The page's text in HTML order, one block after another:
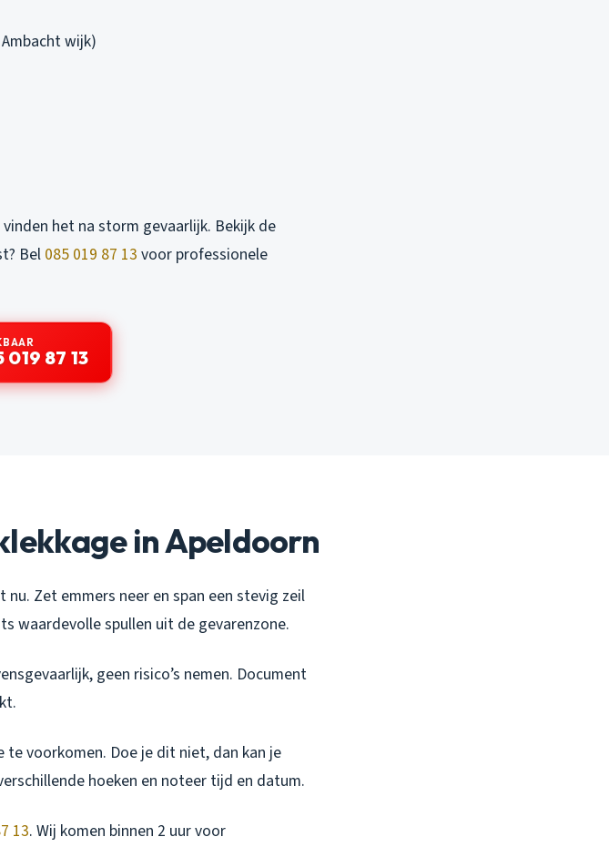
wijk)
vinden het na storm gevaarlijk. Bekijk de
Bel 085 019 87 13 voor professionele
019 87 13
in Apeldoorn
Zet emmers neer en span een stevig zeil
waardevolle spullen uit de gevarenzone.
geen risico’s nemen. Document
voorkomen. Doe je dit niet, dan kan je
hoeken en noteer tijd en datum.
13. Wij komen binnen 2 uur voor